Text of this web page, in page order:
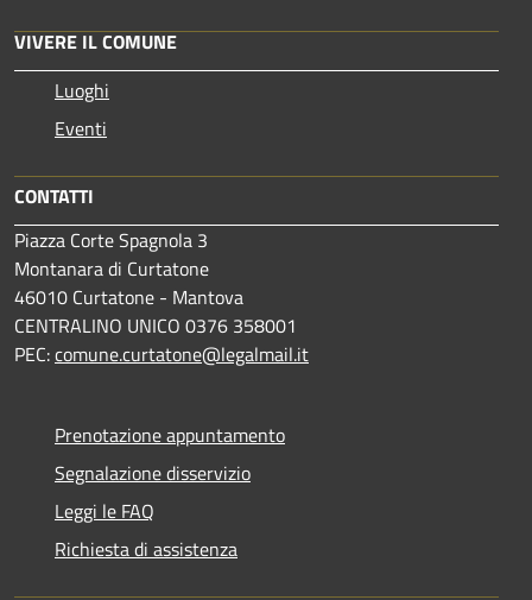
VIVERE IL COMUNE
Luoghi
Eventi
CONTATTI
Piazza Corte Spagnola 3
Montanara di Curtatone
46010 Curtatone - Mantova
CENTRALINO UNICO 0376 358001
PEC:comune.curtatone@legalmail.it
Prenotazione appuntamento
Segnalazione disservizio
Leggi le FAQ
Richiesta di assistenza